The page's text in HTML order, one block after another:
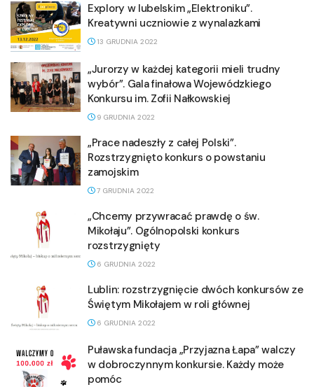
Explory w lubelskim „Elektroniku”.
Kreatywni uczniowie z wynalazkami
13 GRUDNIA 2022
„Jurorzy w każdej kategorii mieli trudny
wybór”. Gala finałowa Wojewódzkiego
Konkursu im. Zofii Nałkowskiej
9 GRUDNIA 2022
„Prace nadeszły z całej Polski”.
Rozstrzygnięto konkurs o powstaniu
zamojskim
7 GRUDNIA 2022
„Chcemy przywracać prawdę o św.
Mikołaju”. Ogólnopolski konkurs
rozstrzygnięty
6 GRUDNIA 2022
Lublin: rozstrzygnięcie dwóch konkursów ze
Świętym Mikołajem w roli głównej
6 GRUDNIA 2022
Puławska fundacja „Przyjazna Łapa” walczy
w dobroczynnym konkursie. Każdy może
pomóc